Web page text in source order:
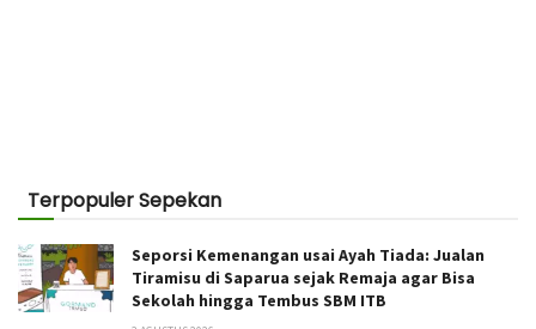
Terpopuler Sepekan
Seporsi Kemenangan usai Ayah Tiada: Jualan
Tiramisu di Saparua sejak Remaja agar Bisa
Sekolah hingga Tembus SBM ITB